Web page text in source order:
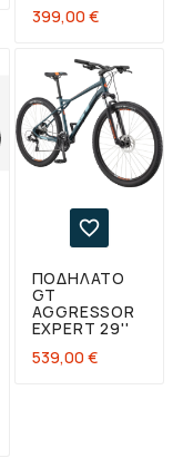
399,00 €

ΠΟΔΉΛΑΤΟ
GT
AGGRESSOR
EXPERT 29''
539,00 €